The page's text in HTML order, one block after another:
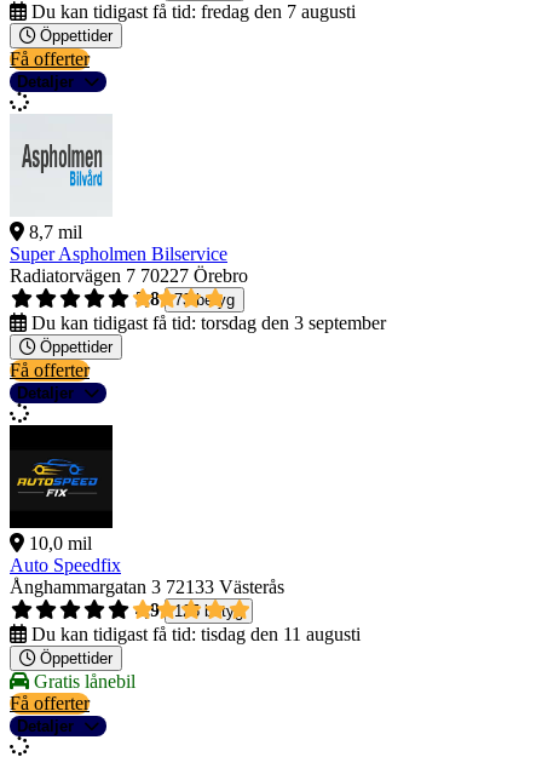
Du kan tidigast få tid: fredag den 7 augusti
Öppettider
Få offerter
Detaljer
8,7 mil
Super Aspholmen Bilservice
Radiatorvägen 7 70227 Örebro
3,8
73 betyg
Du kan tidigast få tid: torsdag den 3 september
Öppettider
Få offerter
Detaljer
10,0 mil
Auto Speedfix
Ånghammargatan 3 72133 Västerås
4,9
125 betyg
Du kan tidigast få tid: tisdag den 11 augusti
Öppettider
Gratis lånebil
Få offerter
Detaljer